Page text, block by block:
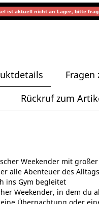
ist aktuell nicht an Lager, bitte
Fragen
Rückruf zum
Weekender mit
alle Abenteuer des
ins Gym begleitet
Weekender, in dem du